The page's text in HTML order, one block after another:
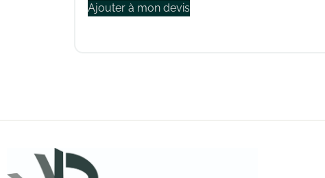
Ajouter à mon devis